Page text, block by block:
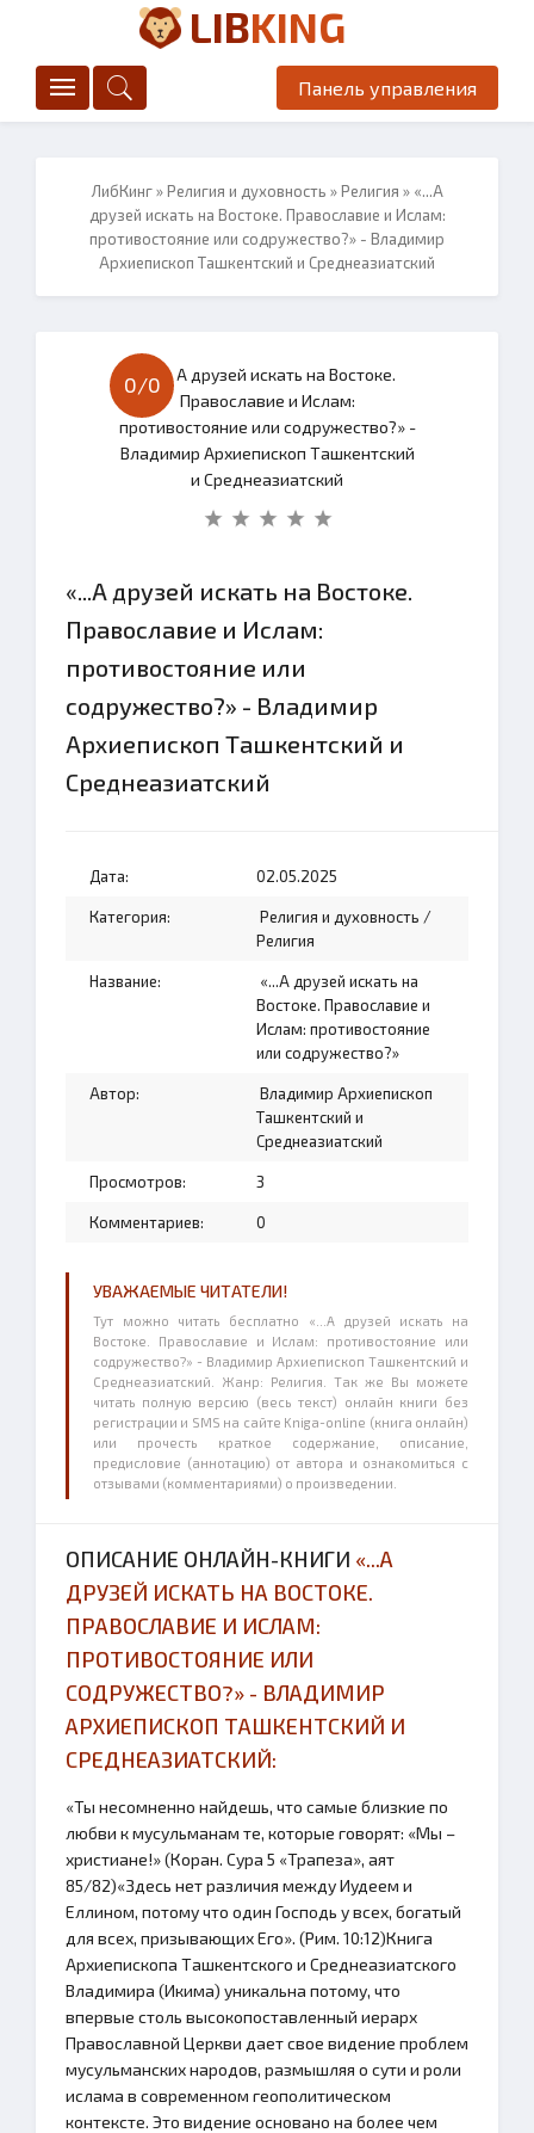
LIBKING
Панель управления
ЛибКинг»Религия и духовность »Религия » «...А
друзей искать на Востоке. Православие и Ислам:
противостояние или содружество?» - Владимир
Архиепископ Ташкентский и Среднеазиатский
0/0
«...А друзей искать на Востоке.
Православие и Ислам:
противостояние или
содружество?» - Владимир
Архиепископ Ташкентский и
Среднеазиатский
Дата: 02.05.2025
Категория: Религия и духовность /
Религия
Название:
«...А друзей искать на
Востоке. Православие и
Ислам: противостояние
или содружество?»
Автор:
Владимир Архиепископ
Ташкентский и
Среднеазиатский
Просмотров: 3
Комментариев: 0
УВАЖАЕМЫЕ ЧИТАТЕЛИ!
Тут можно читать бесплатно «...А друзей искать на
Востоке. Православие и Ислам: противостояние или
содружество?» - Владимир Архиепископ Ташкентский и
Среднеазиатский. Жанр: Религия. Так же Вы можете
читать полную версию (весь текст) онлайн книги без
регистрации и SMS на сайте Kniga-online (книга онлайн)
или прочесть краткое содержание, описание,
предисловие (аннотацию) от автора и ознакомиться с
отзывами (комментариями) о произведении.
ОПИСАНИЕ ОНЛАЙН-КНИГИ «...А
ДРУЗЕЙ ИСКАТЬ НА ВОСТОКЕ.
ПРАВОСЛАВИЕ И ИСЛАМ:
ПРОТИВОСТОЯНИЕ ИЛИ
СОДРУЖЕСТВО?» - ВЛАДИМИР
АРХИЕПИСКОП ТАШКЕНТСКИЙ И
СРЕДНЕАЗИАТСКИЙ:
«Ты несомненно найдешь, что самые близкие по
любви к мусульманам те, которые говорят: «Мы –
христиане!» (Коран. Сура 5 «Трапеза», аят
85/82)«Здесь нет различия между Иудеем и
Еллином, потому что один Господь у всех, богатый
для всех, призывающих Его». (Рим. 10:12)Книга
Архиепископа Ташкентского и Среднеазиатского
Владимира (Икима) уникальна потому, что
впервые столь высокопоставленный иерарх
Православной Церкви дает свое видение проблем
мусульманских народов, размышляя о сути и роли
ислама в современном геополитическом
контексте. Это видение основано на более чем